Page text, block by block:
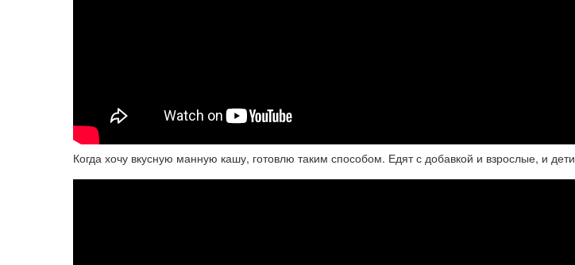
Когда хочу вкусную манную кашу, готовлю таким способом. Едят с добавкой и взрослые, и дети